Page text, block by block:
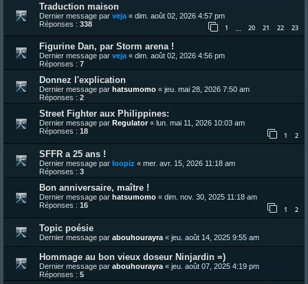
Traduction maison
Dernier message par veja « dim. août 02, 2026 4:57 pm
Réponses : 338 1 20 21 22 23
Figurine Dan, par Storm arena !
Dernier message par veja « dim. août 02, 2026 4:56 pm
Réponses : 7
Donnez l'explication
Dernier message par hatsumomo « jeu. mai 28, 2026 7:50 am
Réponses : 2
Street Fighter aux Philippines:
Dernier message par Regulator« lun. mai 11, 2026 10:03 am
Réponses : 18 1 2
SFFR a 25 ans !
Dernier message par loopiz « mer. avr. 15, 2026 11:18 am
Réponses : 3
Bon anniversaire, maître !
Dernier message par hatsumomo « dim. nov. 30, 2025 11:18 am
Réponses : 16 1 2
Topic poésie
Dernier message par abouhourayra « jeu. août 14, 2025 9:55 am
Hommage au bon vieux doseur Ninjardin =)
Dernier message par abouhourayra « jeu. août 07, 2025 4:19 pm
Réponses : 5